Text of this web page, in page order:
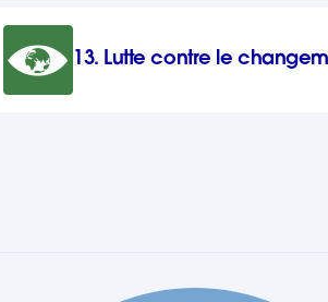
13. Lutte contre le